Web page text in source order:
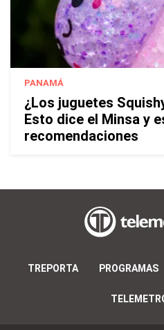
PANAMÁ
¿Los juguetes
Esto dice el Minsa y
recomendaciones
TREPORTA PROGRAMAS